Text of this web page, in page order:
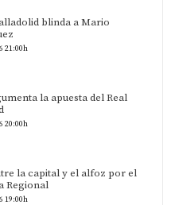
blinda a Mario
21:00h
la apuesta del Real
20:00h
la capital y el alfoz por el
Regional
19:00h